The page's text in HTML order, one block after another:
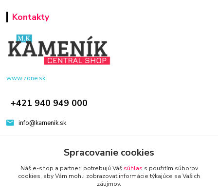
Kontakty
www.zone.sk
+421 940 949 000
info@kamenik.sk
Spracovanie cookies
Náš e-shop a partneri potrebujú Váš súhlas s použitím súborov
cookies, aby Vám mohli zobrazovať informácie týkajúce sa Vašich
záujmov.